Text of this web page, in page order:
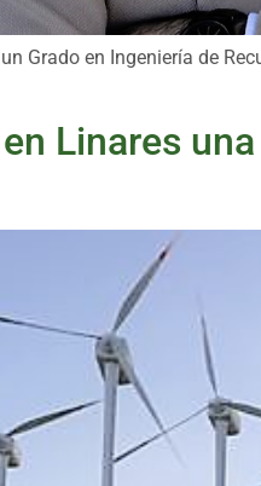
Grado en Ingeniería de
Linares